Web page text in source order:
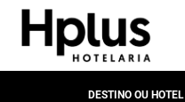
DESTINO OU HOTEL